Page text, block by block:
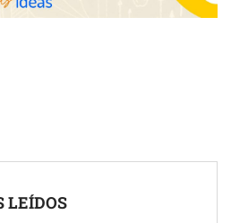
actúa en la recuperación de la piel
LEÍDOS